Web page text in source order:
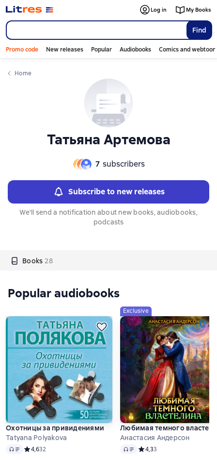
Find
Log in My Books
Promo code New releases Popular Audiobooks Comics and
Home
Татьяна Артемова
7 subscribers
Subscribe to new releases
We'll send a notification about new books, audiobooks,
podcasts
Books 28
Слайдер с книгами
Popular audiobooks
Охотницы за привидениями
Tatyana Polyakova
Audio Средний рейтинг 4,6 на основе 32 оценок
4,632
Exclusive
Любимая темного
Анастасия Андерсон
Audio Средний рейтинг 4,3 на
4,33